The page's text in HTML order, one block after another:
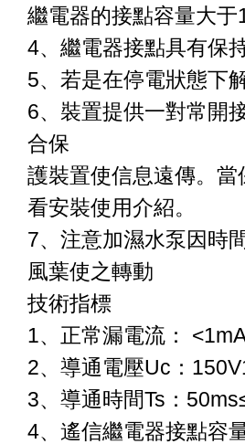
繼電器的接點容量大
4、繼電器接點具有保
5、若是在停電狀態下
6、裝置提供一對常開
合保
護裝置使信息遠傳。
看安裝使用介紹。
7、注意加濕水泵因時
風葉使之轉動
技術指標
1、正常漏電流：
2、導通電壓Uc：
3、導通時間Ts：
4、遙信繼電器接點容